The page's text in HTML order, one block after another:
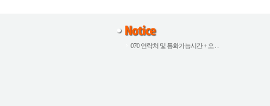
070 연락처 및 통화가능시간 + 오 . .